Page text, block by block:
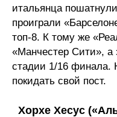
итальянца
проиграли
топ-8. К тому же
«Манчестер Сити», а
стадии 1/16 финала.
покидать свой пост.
Хорхе Хесус